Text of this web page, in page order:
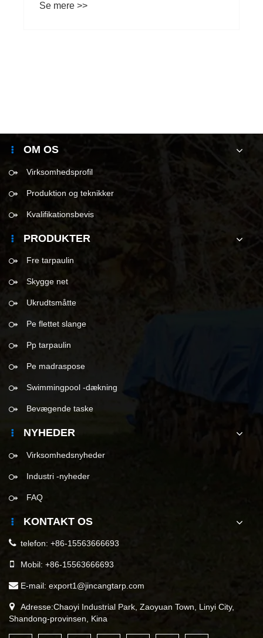
Se mere >>
OM OS
Virksomhedsprofil
Produktion og teknikker
Kvalifikationsbevis
PRODUKTER
Fre tarpaulin
Skygge net
Ukrudtsmåtte
Pe flettet slange
Pp tarpaulin
Pe madraspose
Swimmingpool -dækning
Bevægende taske
NYHEDER
Virksomhedsnyheder
Industri -nyheder
FAQ
KONTAKT OS
telefon: +86-15563666693
Mobil: +86-15563666693
E-mail: export1@jincangtarp.com
Adresse:Chaoyi Industrial Park, Zaoyuan Town, Linyi City,
Shandong-provinsen, Kina